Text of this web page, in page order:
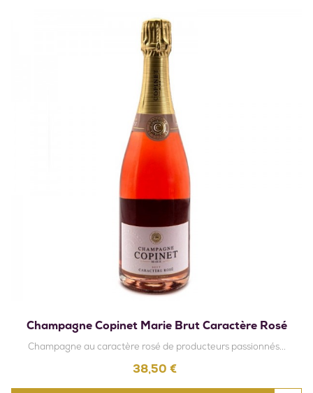
Champagne Copinet Marie Brut Caractère Rosé
Champagne au caractère rosé de producteurs passionnés...
Prix
38,50 €